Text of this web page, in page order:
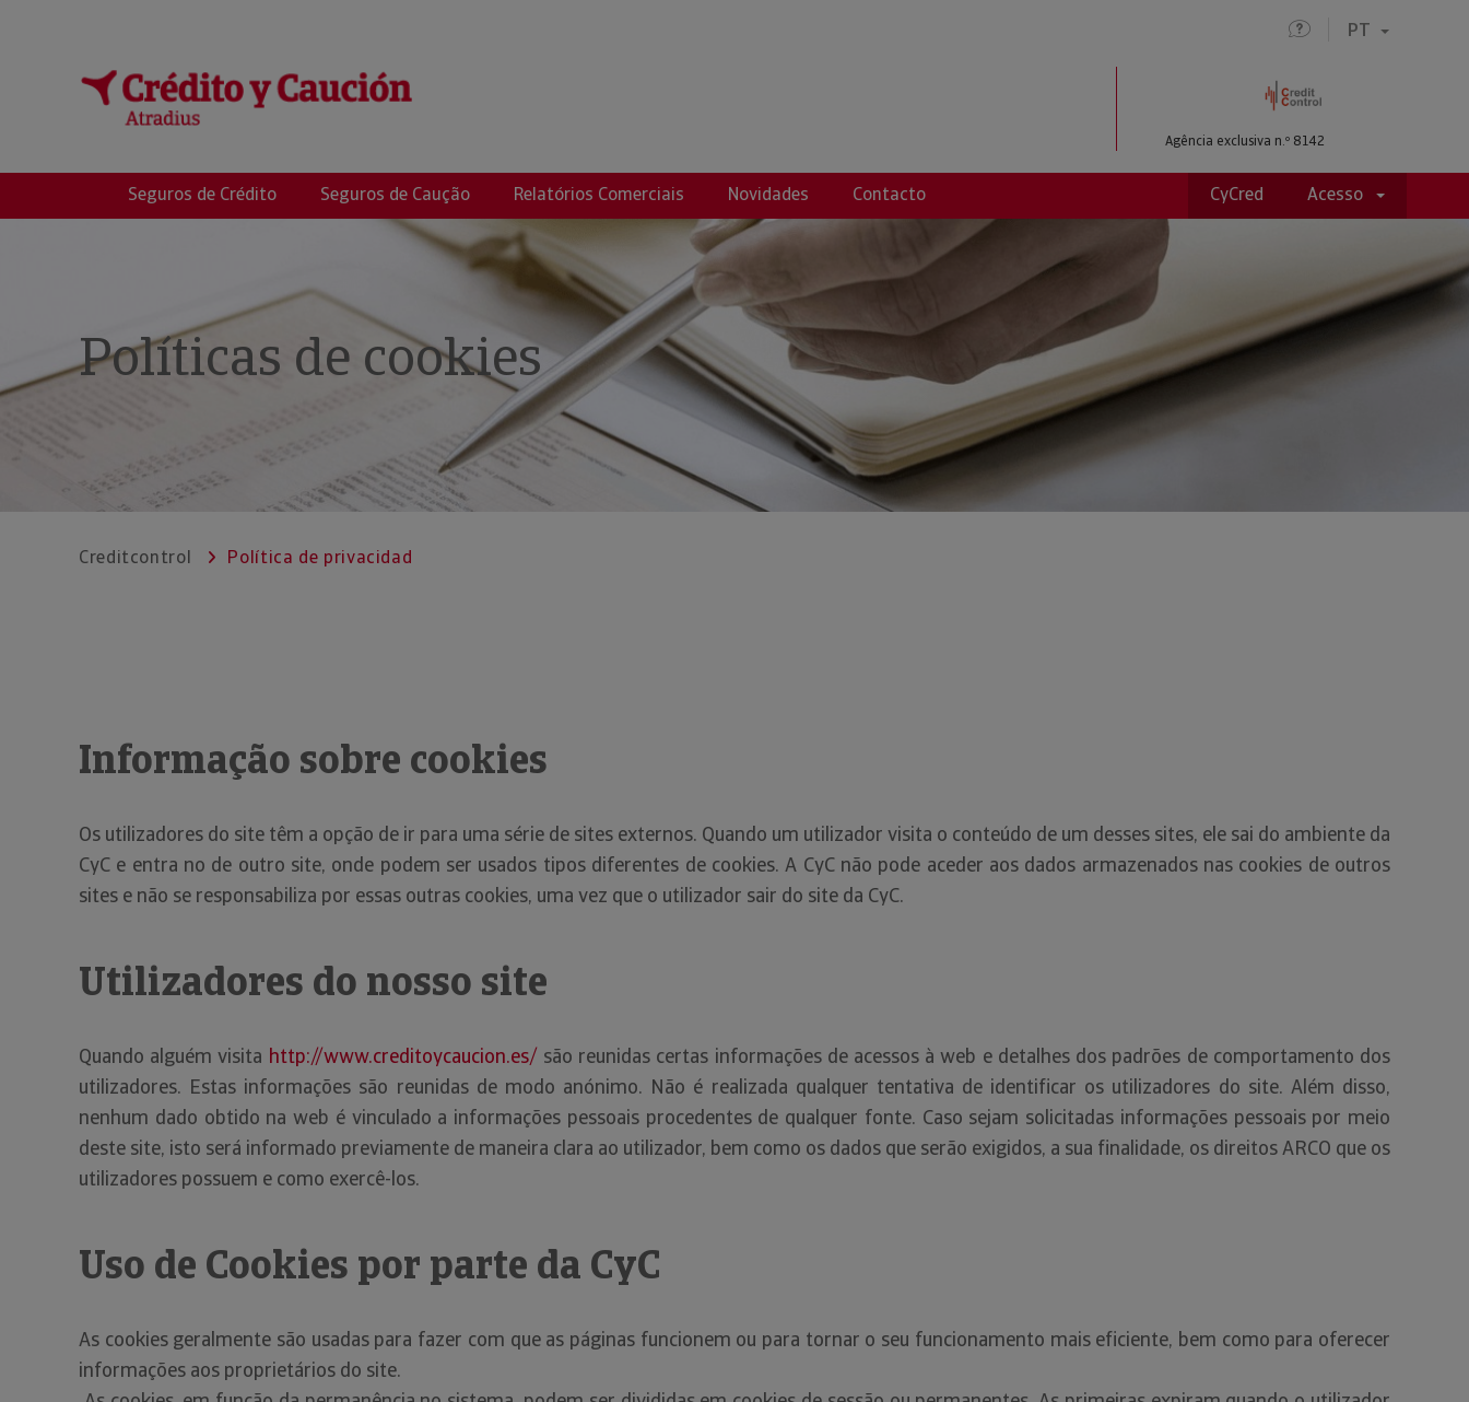
PT
CARRIZOSA SANCHEZ, EMILIO ANTONIO Agência exclusiva n.º 8142
Seguros de Crédito Seguros de Caução Relatórios Comerciais Novidades Contacto CyCred Acesso
Políticas de cookies
Creditcontrol Política de privacidad
Informação sobre cookies
Os utilizadores do site têm a opção de ir para uma série de sites externos. Quando um utilizador visita o conteúdo de um desses sites, ele sai do ambiente da
CyC e entra no de outro site, onde podem ser usados tipos diferentes de cookies. A CyC não pode aceder aos dados armazenados nas cookies de outros
sites e não se responsabiliza por essas outras cookies, uma vez que o utilizador sair do site da CyC.
Utilizadores do nosso site
Quando alguém visita http://www.creditoycaucion.es/são reunidas certas informações de acessos à web e detalhes dos padrões de comportamento dos
utilizadores. Estas informações são reunidas de modo anónimo. Não é realizada qualquer tentativa de identificar os utilizadores do site. Além disso,
nenhum dado obtido na web é vinculado a informações pessoais procedentes de qualquer fonte. Caso sejam solicitadas informações pessoais por meio
deste site, isto será informado previamente de maneira clara ao utilizador, bem como os dados que serão exigidos, a sua finalidade, os direitos ARCO que os
utilizadores possuem e como exercê-los.
Uso de Cookies por parte da CyC
As cookies geralmente são usadas para fazer com que as páginas funcionem ou para tornar o seu funcionamento mais eficiente, bem como para oferecer
informações aos proprietários do site.